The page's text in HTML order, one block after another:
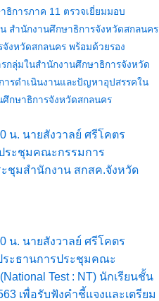
ธิการภาค 11 ตรวจเยี่ยมมอบ
สำนักงานศึกษาธิการจังหวัดสกลนคร
งหวัดสกลนคร พร้อมด้วยรอง
กลุ่มในสำนักงานศึกษาธิการจังหวัด
ารดำเนินงานและปัญหาอุปสรรคใน
กษาธิการจังหวัดสกลนคร
น. นายสังวาลย์ ศรีโคตร
ระชุมคณะกรรมการ
ชุมสำนักงาน สกสค.จังหวัด
น. นายสังวาลย์ ศรีโคตร
ระธานการประชุมคณะ
Test : NT) นักเรียนชั้น
เพื่อรับฟังคำชี้แจงและเตรียม